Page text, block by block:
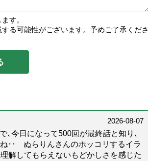
す。
る可能性がございます。予めご了承くださ
2026-08-07
､今日になって500回が最終話と知り､
･･ ぬらりんさんのホッコリするイラ
してもらえないもどかしさを感じた